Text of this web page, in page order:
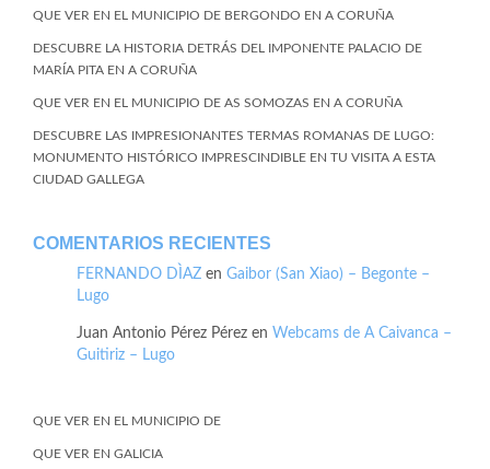
QUE VER EN EL MUNICIPIO DE BERGONDO EN A CORUÑA
DESCUBRE LA HISTORIA DETRÁS DEL IMPONENTE PALACIO DE
MARÍA PITA EN A CORUÑA
QUE VER EN EL MUNICIPIO DE AS SOMOZAS EN A CORUÑA
DESCUBRE LAS IMPRESIONANTES TERMAS ROMANAS DE LUGO:
MONUMENTO HISTÓRICO IMPRESCINDIBLE EN TU VISITA A ESTA
CIUDAD GALLEGA
COMENTARIOS RECIENTES
FERNANDO DÌAZ en Gaibor (San Xiao) – Begonte –
Lugo
Juan Antonio Pérez Pérez en Webcams de A Caivanca –
Guitiriz – Lugo
QUE VER EN EL MUNICIPIO DE
QUE VER EN GALICIA